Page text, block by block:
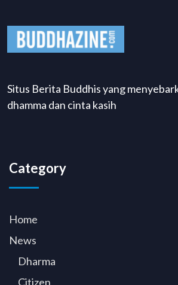
Situs Berita Buddhis yang
dhamma dan cinta kasih
Category
Home
News
Dharma
Citizen